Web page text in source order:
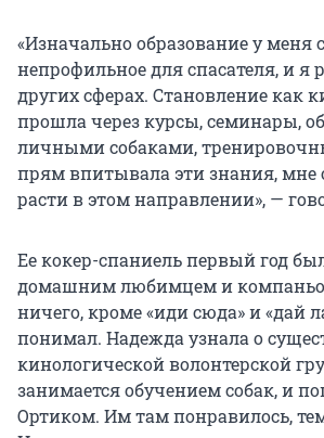
«Изначально образование у меня
непрофильное для спасателя, и я
других сферах. Становление как
прошла через курсы, семинары,
личными собаками,
прям впитывала эти знания, мне
расти в этом направлении», —
Ее кокер-спаниель первый год
домашним любимцем и
ничего, кроме «иди сюда» и «дай
понимал. Надежда узнала о
кинологической волонтерской
занимается обучением собак, и
Ортиком. Им там понравилось,